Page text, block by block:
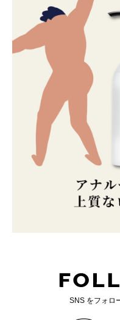
SNS をフォロ